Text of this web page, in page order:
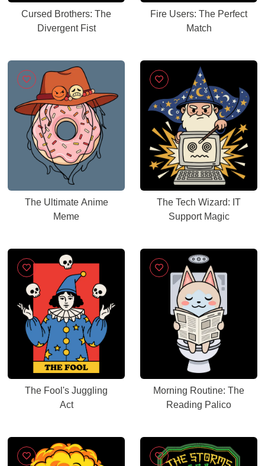
Cursed Brothers: The
Divergent Fist
Fire Users: The Perfect
Match
The Ultimate Anime
Meme
The Tech Wizard: IT
Support Magic
The Fool's Juggling
Act
Morning Routine: The
Reading Palico